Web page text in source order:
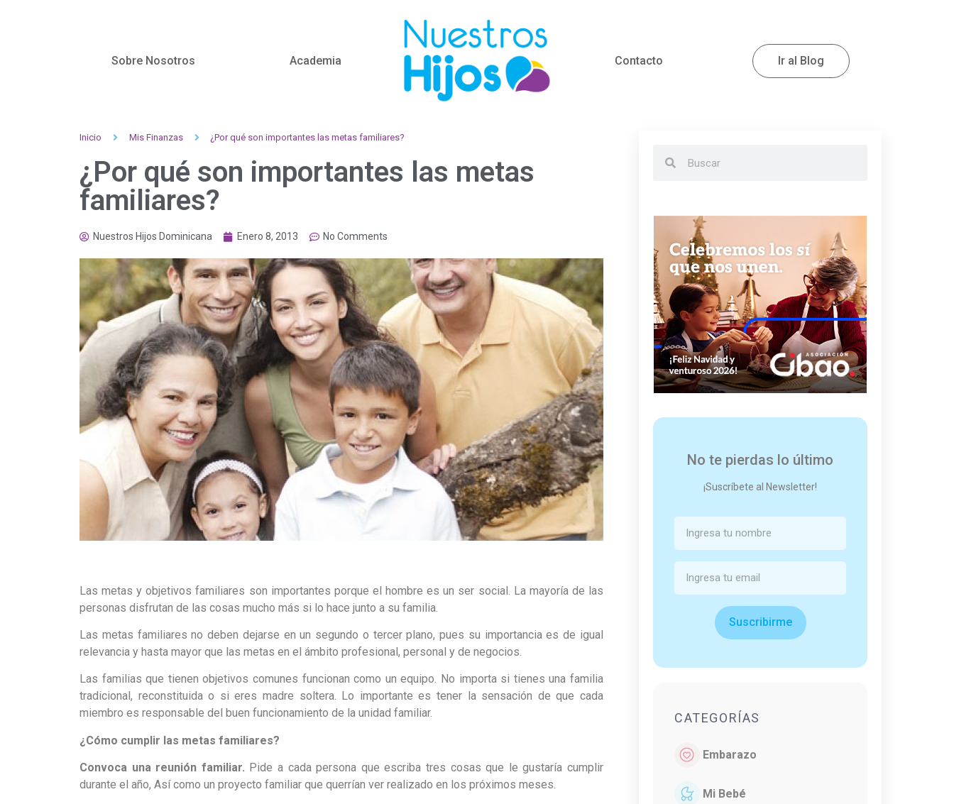
Sobre Nosotros Academia Contacto Ir al Blog
Inicio Mis Finanzas ¿Por qué son importantes las metas familiares?
¿Por qué son importantes las metas
familiares?
Nuestros Hijos Dominicana Enero 8, 2013 No Comments
Las metas y objetivos familiares son importantes porque el hombre es un ser social. La mayoría de las
personas disfrutan de las cosas mucho más si lo hace junto a su familia.
Las metas familiares no deben dejarse en un segundo o tercer plano, pues su importancia es de igual
relevancia y hasta mayor que las metas en el ámbito profesional, personal y de negocios.
Las familias que tienen objetivos comunes funcionan como un equipo. No importa si tienes una familia
tradicional, reconstituida o si eres madre soltera. Lo importante es tener la sensación de que cada
miembro es responsable del buen funcionamiento de la unidad familiar.
¿Cómo cumplir las metas familiares?
Convoca una reunión familiar. Pide a cada persona que escriba tres cosas que le gustaría cumplir
durante el año, Así como un proyecto familiar que querrían ver realizado en los próximos meses.
No te pierdas lo último
¡Suscríbete al Newsletter!
Suscribirme
CATEGORÍAS
Embarazo
Mi Bebé